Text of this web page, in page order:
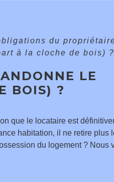
du
à la cloche de bois) ?
LE
BOIS) ?
que le locataire est
habitation, il ne retire plus
du logement ? Nous